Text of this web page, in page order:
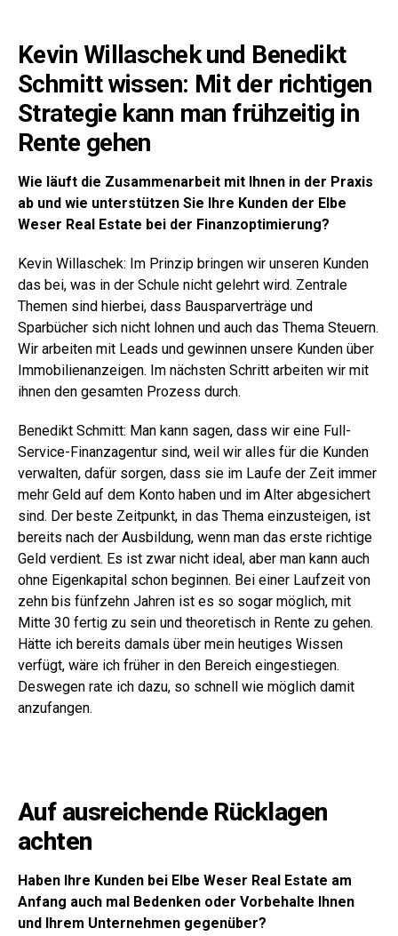
Kevin Willaschek und Benedikt
Schmitt wissen: Mit der richtigen
Strategie kann man frühzeitig in
Rente gehen
Wie läuft die Zusammenarbeit mit Ihnen in der Praxis
ab und wie unterstützen Sie Ihre Kunden der Elbe
Weser Real Estate bei der Finanzoptimierung?
Kevin Willaschek: Im Prinzip bringen wir unseren Kunden
das bei, was in der Schule nicht gelehrt wird. Zentrale
Themen sind hierbei, dass Bausparverträge und
Sparbücher sich nicht lohnen und auch das Thema Steuern.
Wir arbeiten mit Leads und gewinnen unsere Kunden über
Immobilienanzeigen. Im nächsten Schritt arbeiten wir mit
ihnen den gesamten Prozess durch.
Benedikt Schmitt: Man kann sagen, dass wir eine Full-
Service-Finanzagentur sind, weil wir alles für die Kunden
verwalten, dafür sorgen, dass sie im Laufe der Zeit immer
mehr Geld auf dem Konto haben und im Alter abgesichert
sind. Der beste Zeitpunkt, in das Thema einzusteigen, ist
bereits nach der Ausbildung, wenn man das erste richtige
Geld verdient. Es ist zwar nicht ideal, aber man kann auch
ohne Eigenkapital schon beginnen. Bei einer Laufzeit von
zehn bis fünfzehn Jahren ist es so sogar möglich, mit
Mitte 30 fertig zu sein und theoretisch in Rente zu gehen.
Hätte ich bereits damals über mein heutiges Wissen
verfügt, wäre ich früher in den Bereich eingestiegen.
Deswegen rate ich dazu, so schnell wie möglich damit
anzufangen.
Auf ausreichende Rücklagen
achten
Haben Ihre Kunden bei Elbe Weser Real Estate am
Anfang auch mal Bedenken oder Vorbehalte Ihnen
und Ihrem Unternehmen gegenüber?